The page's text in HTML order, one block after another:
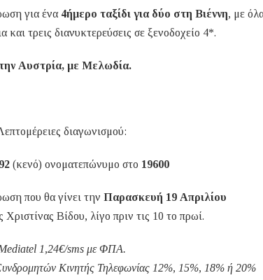
για ένα 4ήμερο ταξίδι για δύο στη Βιέννη, με
και τρεις διανυκτερεύσεις σε ξενοδοχείο 4*.
Αυστρία, με Μελωδία.
διαγωνισμού:
(κενό) ονοματεπώνυμο στο 19600
που θα γίνει την Παρασκευή 19 Απριλίου
Βίδου, λίγο πριν τις 10 το πρωί.
1,24€/sms με ΦΠΑ.
Κινητής Τηλεφωνίας 12%, 15%, 18% ή 20%